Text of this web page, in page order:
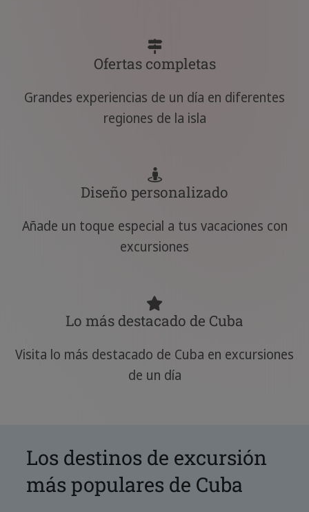
Ofertas completas
Grandes experiencias de un día en diferentes
regiones de la isla
Diseño personalizado
Añade un toque especial a tus vacaciones con
excursiones
Lo más destacado de Cuba
Visita lo más destacado de Cuba en excursiones
de un día
Los destinos de excursión
más populares de Cuba